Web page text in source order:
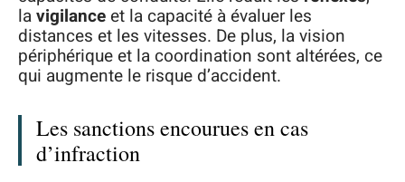
lavigilanceet la capacité à évaluer les
distances et les vitesses. De plus, la vision
périphérique et la coordination sont altérées, ce
qui augmente le risque d’accident.
Les sanctions encourues en cas
d’infraction